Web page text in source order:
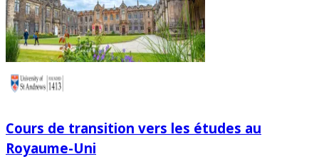
Cours de transition vers les études au
Royaume-Uni